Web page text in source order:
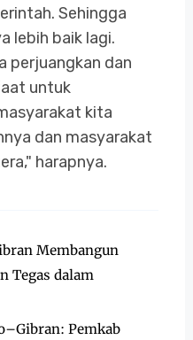
Sehingga
lebih baik lagi.
perjuangkan dan
untuk
kita
dan masyarakat
harapnya.
Membangun
Tegas dalam
Pemkab